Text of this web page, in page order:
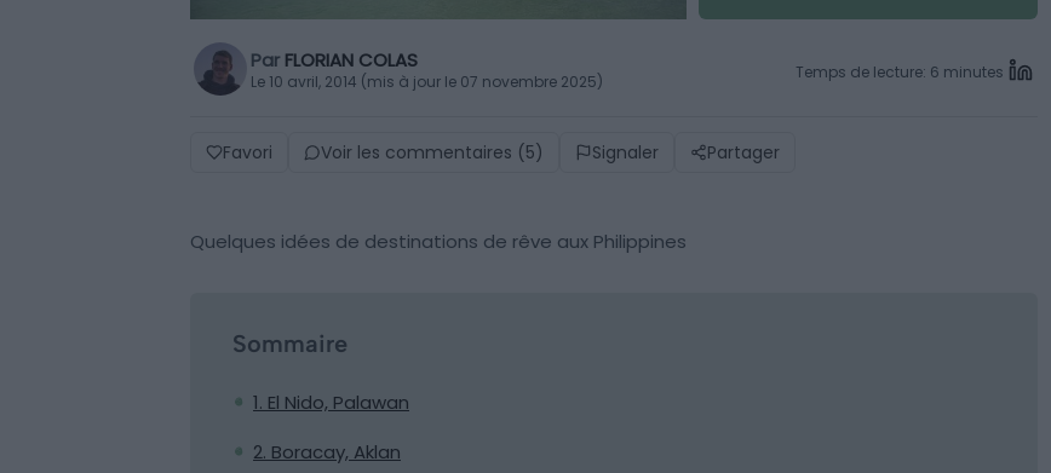
Par FLORIAN COLAS
Le 10 avril, 2014 (mis à jour le 07 novembre 2025) Temps de lecture: 6 minutes
Favori Voir les commentaires (5) Signaler Partager
Quelques idées de destinations de rêve aux Philippines
Sommaire
1. El Nido, Palawan
2. Boracay, Aklan